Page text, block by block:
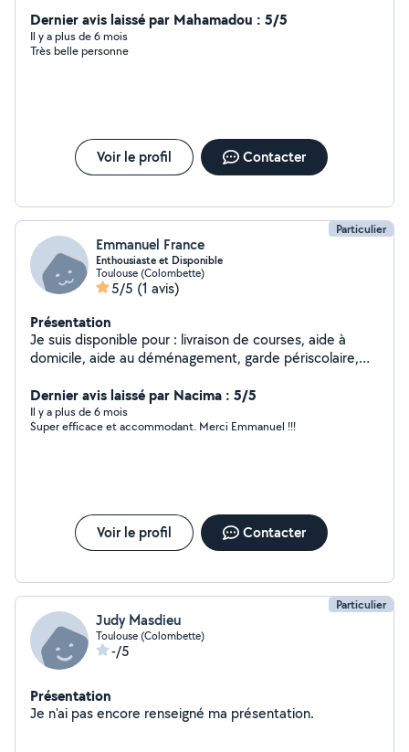
besoin et à vos modes d'apprentissage. - Formations en
langues : français anglais italien, pour tous niveaux et
tous publics - Soutien scolaire - Préparation aux
Dernier avis laissé par Mahamadou : 5/5
Il y a plus de 6 mois
Très belle personne
Voir le profil Contacter
Particulier
Emmanuel France
Enthousiaste et Disponible
Toulouse (Colombette)
5/5 (1 avis)
Présentation
Je suis disponible pour : livraison de courses, aide à
domicile, aide au déménagement, garde périscolaire,
math ou autres, cours de sport
Dernier avis laissé par Nacima : 5/5
Il y a plus de 6 mois
Super efficace et accommodant. Merci Emmanuel !!!
Voir le profil Contacter
Particulier
Judy Masdieu
Toulouse (Colombette)
-/5
Présentation
Je n'ai pas encore renseigné ma présentation.